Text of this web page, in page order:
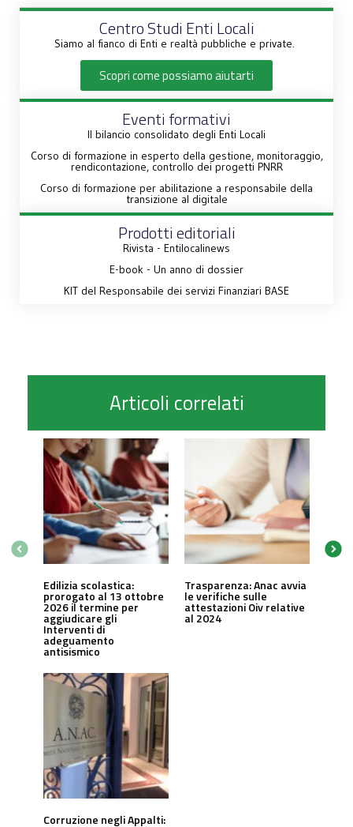
Centro Studi Enti Locali
Siamo al fianco di Enti e realtà pubbliche e private.
Scopri come possiamo aiutarti
Eventi formativi
Il bilancio consolidato degli Enti Locali
Corso di formazione in esperto della gestione, monitoraggio,
rendicontazione, controllo dei progetti PNRR
Corso di formazione per abilitazione a responsabile della
transizione al digitale
Prodotti editoriali
Rivista - Entilocalinews
E-book - Un anno di dossier
KIT del Responsabile dei servizi Finanziari BASE
Articoli correlati
Edilizia scolastica:
prorogato al 13 ottobre
2026 il termine per
aggiudicare gli
Interventi di
adeguamento
antisismico
Trasparenza: Anac avvia
le verifiche sulle
attestazioni Oiv relative
al 2024
Corruzione negli Appalti: